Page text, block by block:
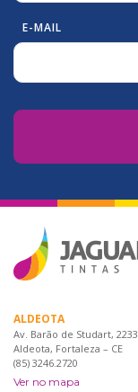
E-MAIL
ALDEOTA
Av. Barão de Studart, 2233
Aldeota, Fortaleza – CE
(85) 3246.2720
Ver no mapa